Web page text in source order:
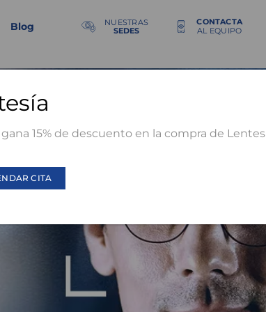
Blog
NUESTRAS
SEDES
CONTACTA
AL EQUIPO
15% de descuento en la compra de Lentes
CITA